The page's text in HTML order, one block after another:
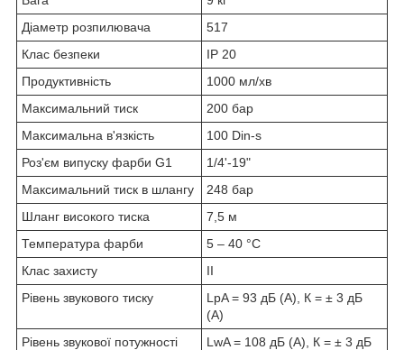
Діаметр розпилювача
517
Клас безпеки
IР 20
Продуктивність
1000 мл/хв
Максимальний тиск
200 бар
Максимальна в'язкість
100 Din-s
Роз'єм випуску фарби G1
1/4ʹ-19ʺ
Максимальний тиск в шлангу
248 бар
Шланг високого тиска
7,5 м
Температура фарби
5 – 40 °С
Клас захисту
II
Рівень звукового тиску
LpA = 93 дБ (А), К = ± 3 дБ
(А)
Рівень звукової потужності
LwA = 108 дБ (А), К = ± 3 дБ